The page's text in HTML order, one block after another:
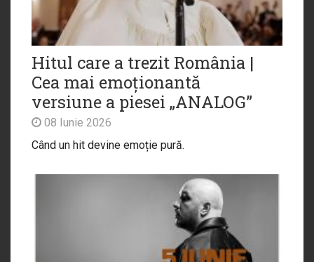
Hitul care a trezit România |
Cea mai emoționantă
versiune a piesei „ANALOG”
08 Iunie 2026
Când un hit devine emoție pură.